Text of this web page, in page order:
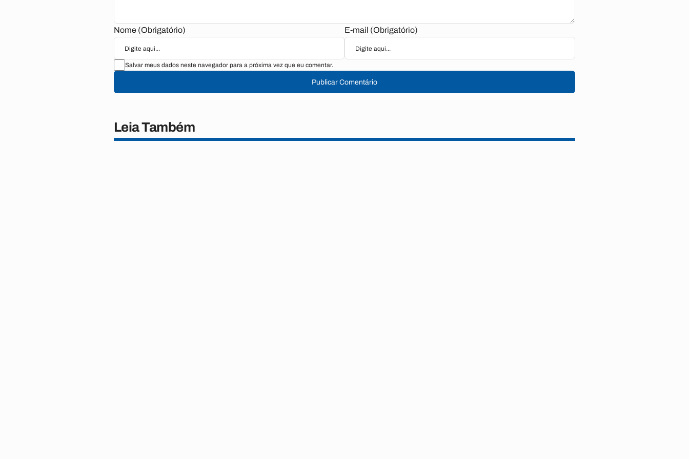
Nome (Obrigatório) E-mail (Obrigatório)
Salvar meus dados neste navegador para a próxima vez que eu comentar.
Publicar Comentário
Leia Também